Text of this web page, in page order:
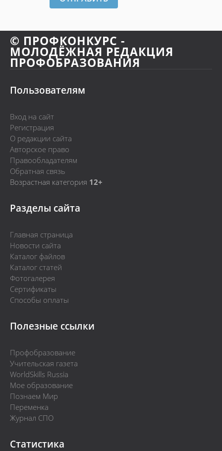
© ПРОФКОНКУРС -
МОЛОДЁЖНАЯ РЕДАКЦИЯ
ПРОФОБРАЗОВАНИЯ
Пользователям
Вход на сайт
Регистрация
О редакции сайта
Авторское право
Правообладателям
Обратная связь
Возрастная категория 12+
Разделы сайта
Главная страница
Новости сайта
Каталог файлов
Каталог статей
Фотогалерея
Сертификаты
Способы оплаты
Полезные ссылки
Профобразование
Учительская газета
WorldSkills Russia
Мое образование
Познаем Мир
Переменка
Журнал СПО
Статистика